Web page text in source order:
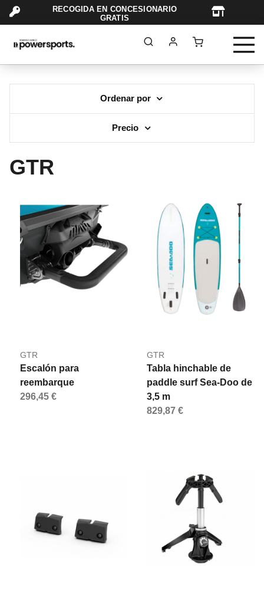
RECOGIDA EN CONCESIONARIO
GRATIS
Ordenar por
Precio
GTR
GTR
Escalón para
reembarque
296,45 €
GTR
Tabla hinchable de
paddle surf Sea-Doo de
3,5 m
829,87 €